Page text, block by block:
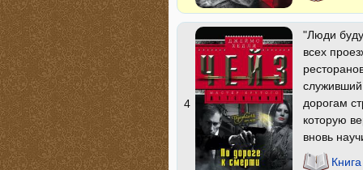
4
"Люди
всех
дорогам
которую
вновь